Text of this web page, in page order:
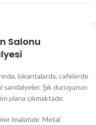
Salonu
lokantalarda, cafelerde
Şık duruşunun
plana çıkmaktadır.
imalatıdır. Metal